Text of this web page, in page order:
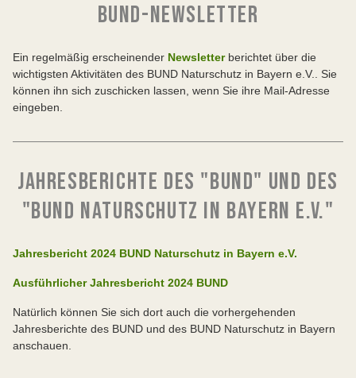
BUND-NEWSLETTER
Ein regelmäßig erscheinender Newsletterberichtet über die
wichtigsten Aktivitäten des BUND Naturschutz in Bayern e.V.. Sie
können ihn sich zuschicken lassen, wenn Sie ihre Mail-Adresse
eingeben.
JAHRESBERICHTE DES "BUND" UND DES
"BUND NATURSCHUTZ IN BAYERN E.V."
Jahresbericht 2024 BUND Naturschutz in Bayern e.V.
Ausführlicher Jahresbericht 2024 BUND
Natürlich können Sie sich dort auch die vorhergehenden
Jahresberichte des BUND und des BUND Naturschutz in Bayern
anschauen.